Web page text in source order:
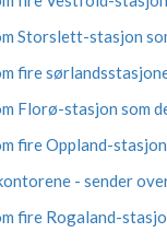
Storslett-stasjon
fire
Florø-stasjon som
fire Oppland-
- sender
fire Rogaland-